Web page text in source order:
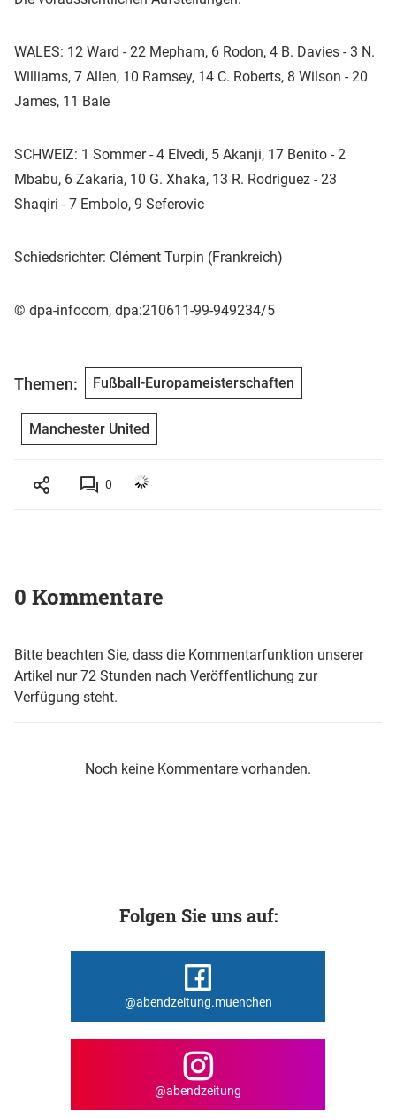
WALES: 12 Ward - 22 Mepham, 6 Rodon, 4 B. Davies - 3 N.
Williams, 7 Allen, 10 Ramsey, 14 C. Roberts, 8 Wilson - 20
James, 11 Bale
SCHWEIZ: 1 Sommer - 4 Elvedi, 5 Akanji, 17 Benito - 2
Mbabu, 6 Zakaria, 10 G. Xhaka, 13 R. Rodriguez - 23
Shaqiri - 7 Embolo, 9 Seferovic
Schiedsrichter: Clément Turpin (Frankreich)
© dpa-infocom, dpa:210611-99-949234/5
Themen: Fußball-Europameisterschaften
Manchester United
0
0 Kommentare
Bitte beachten Sie, dass die Kommentarfunktion unserer
Artikel nur 72 Stunden nach Veröffentlichung zur
Verfügung steht.
Noch keine Kommentare vorhanden.
Folgen Sie uns auf:
@abendzeitung.muenchen
@abendzeitung